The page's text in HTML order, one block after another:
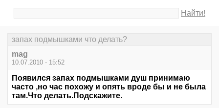
Найти!
запах подмышками что делать?
mag
10.07.2010 - 15:52
Появился запах подмышками душ принимаю
часто ,но час похожу и опять вроде бы и не была
там.Что делать.Подскажите.